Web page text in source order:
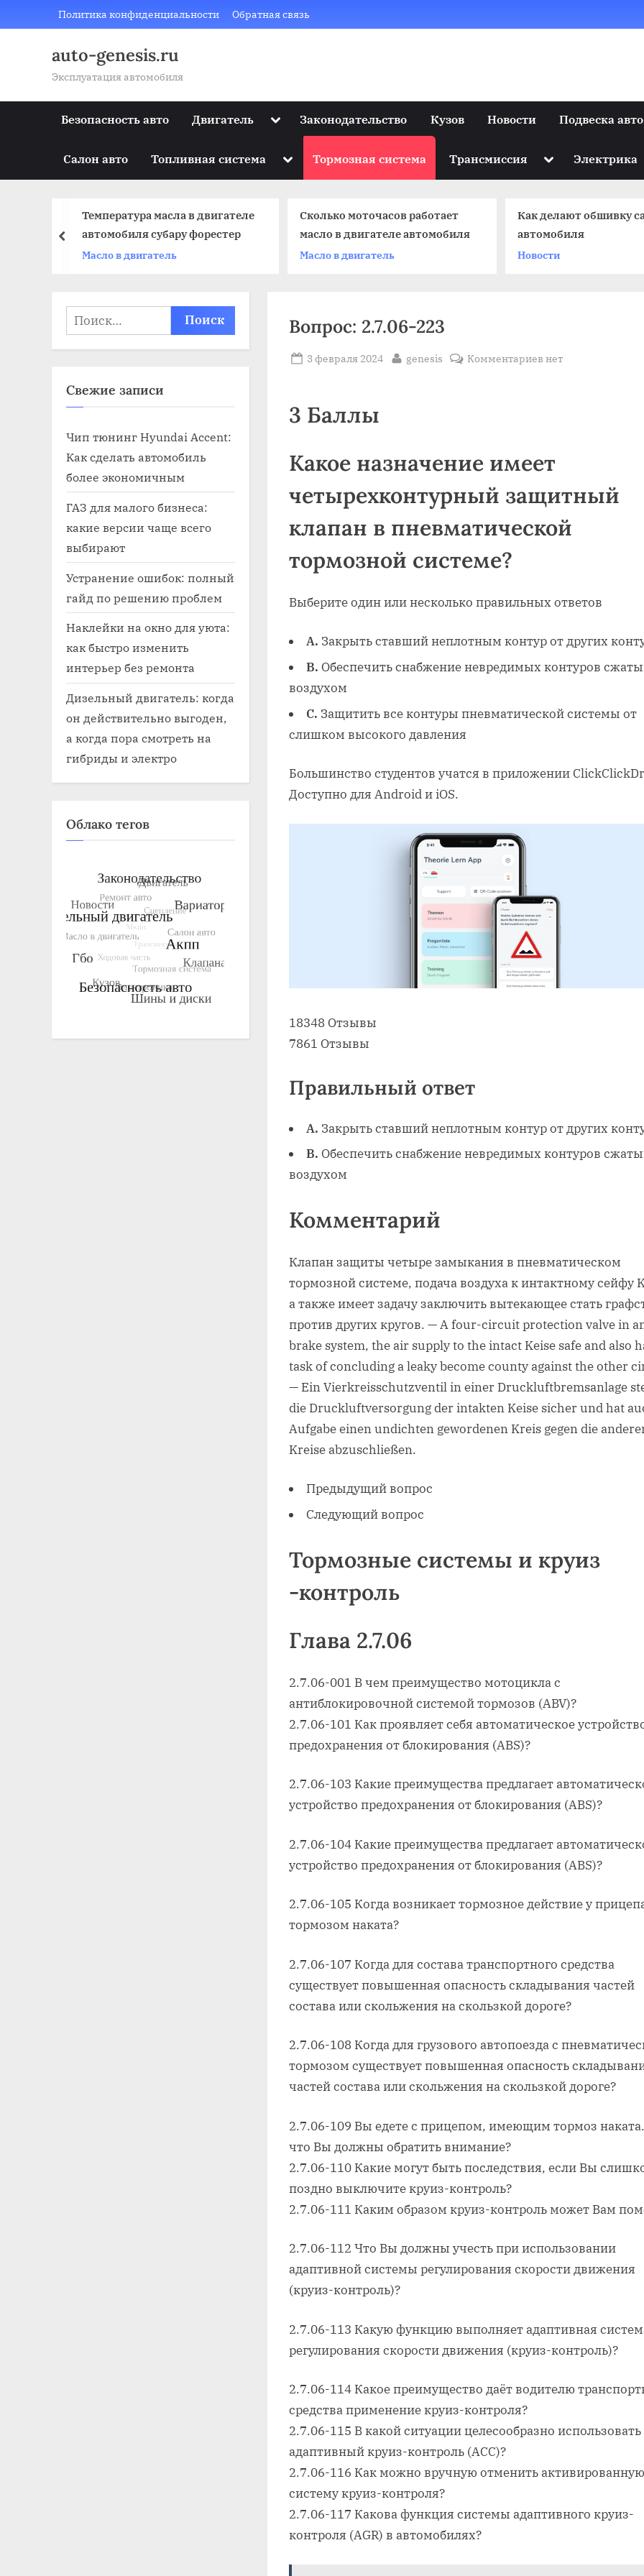
to
Политика конфиденциальности Обратная связь
auto-genesis.ru
Эксплуатация автомобиля
Безопасность авто Двигатель ToggleЗаконодательство Кузов Новости Подвеска авто
Салон авто Топливная система Toggle
menu
Тормозная система Трансмиссия Toggle
menu
Электрика
Температура масла в двигателе
автомобиля субару форестер
Масло в двигатель
Сколько моточасов работает
масло в двигателе автомобиля
Масло в двигатель
Как делают обшивку
автомобиля
Новости
prev
Вопрос: 2.7.06-223
Posted
3 февраля 2024 By
genesis Комментариев к
нет
3 Баллы
Какое назначение имеет
четырехконтурный защитный
клапан в пневматической
тормозной системе?
Выберите один или несколько правильных ответов
A. Закрыть ставший неплотным контур от других
B. Обеспечить снабжение невредимых контуров
воздухом
C. Защитить все контуры пневматической системы от
слишком высокого давления
Большинство студентов учатся в приложении
Доступно для Android и iOS.
18348 Отзывы
7861 Отзывы
Правильный ответ
A. Закрыть ставший неплотным контур от других
B. Обеспечить снабжение невредимых контуров
воздухом
Комментарий
Клапан защиты четыре замыкания в пневматическом
тормозной системе, подача воздуха к интактному сейфу
а также имеет задачу заключить вытекающее стать
против других кругов. — A four-circuit protection valve in
brake system, the air supply to the intact Keise safe and also
task of concluding a leaky become county against the other
— Ein Vierkreisschutzventil in einer Druckluftbremsanlage
die Druckluftversorgung der intakten Keise sicher und hat
Aufgabe einen undichten gewordenen Kreis gegen die
Kreise abzuschließen.
Предыдущий вопрос
Следующий вопрос
Тормозные системы и круиз
-контроль
Глава 2.7.06
2.7.06-001 В чем преимущество мотоцикла с
антиблокировочной системой тормозов (ABV)?
2.7.06-101 Как проявляет себя автоматическое
предохранения от блокирования (АВS)?
2.7.06-103 Какие преимущества предлагает
устройство предохранения от блокирования (ABS)?
2.7.06-104 Какие преимущества предлагает
устройство предохранения от блокирования (ABS)?
2.7.06-105 Когда возникает тормозное действие у
тормозом наката?
2.7.06-107 Когда для состава транспортного средства
существует повышенная опасность складывания частей
состава или скольжения на скользкой дороге?
2.7.06-108 Когда для грузового автопоезда с
тормозом существует повышенная опасность
частей состава или скольжения на скользкой дороге?
2.7.06-109 Вы едете с прицепом, имеющим тормоз
что Вы должны обратить внимание?
2.7.06-110 Какие могут быть последствия, если Вы
поздно выключите круиз-контроль?
2.7.06-111 Каким образом круиз-контроль может Вам
2.7.06-112 Что Вы должны учесть при использовании
адаптивной системы регулирования скорости движения
(круиз-контроль)?
2.7.06-113 Какую функцию выполняет адаптивная
регулирования скорости движения (круиз-контроль)?
2.7.06-114 Какое преимущество даёт водителю
средства применение круиз-контроля?
2.7.06-115 В какой ситуации целесообразно использовать
адаптивный круиз-контроль (ACC)?
2.7.06-116 Как можно вручную отменить активированную
систему круиз-контроля?
2.7.06-117 Какова функция системы адаптивного круиз-
контроля (AGR) в автомобилях?
Найти:
Свежие записи
Чип тюнинг Hyundai Accent:
Как сделать автомобиль
более экономичным
ГАЗ для малого бизнеса:
какие версии чаще всего
выбирают
Устранение ошибок: полный
гайд по решению проблем
Наклейки на окно для уюта:
как быстро изменить
интерьер без ремонта
Дизельный двигатель: когда
он действительно выгоден,
а когда пора смотреть на
гибриды и электро
Облако тегов